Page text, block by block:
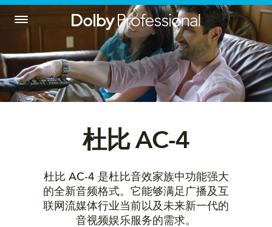
杜比 AC-4
杜比 AC-4 是杜比音效家族中功能强大
的全新音频格式。它能够满足广播及互
联网流媒体行业当前以及未来新一代的
音视频娱乐服务的需求。